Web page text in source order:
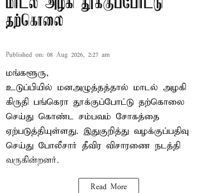
மாடல் அழகி தூக்குப்போட்டு
தற்கொலை
Published on: 08 Aug 2026, 2:27 am
மங்களூரு,
உடுப்பியில் மனஅழுத்தத்தால் மாடல் அழகி
கிருதி பங்கெரா தூக்குப்போட்டு தற்கொலை
செய்து கொண்ட சம்பவம் சோகத்தை
ஏற்படுத்தியுள்ளது. இதுகுறித்து வழக்குப்பதிவு
செய்து போலீசார் தீவிர விசாரணை நடத்தி
வருகின்றனர்.
Read More